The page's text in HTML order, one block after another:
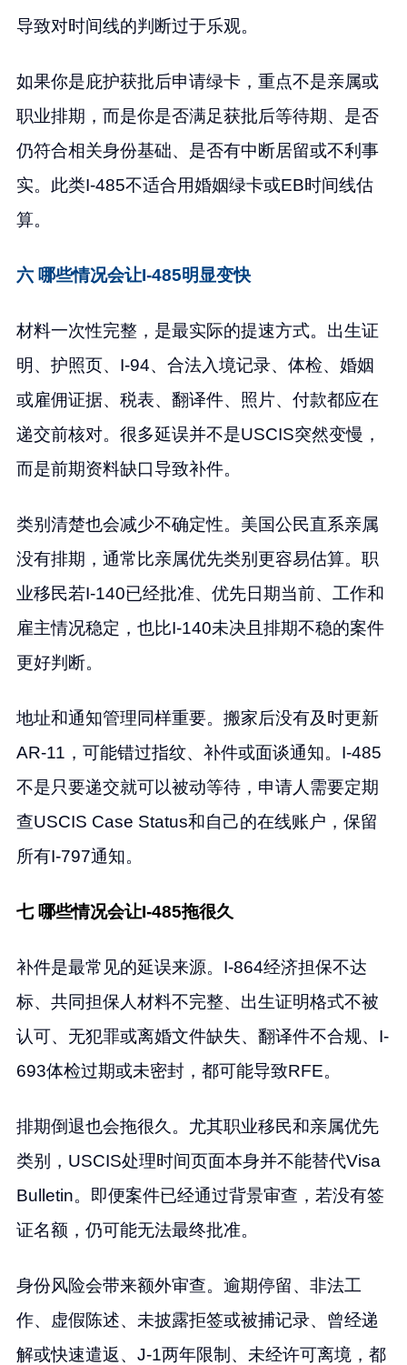
导致对时间线的判断过于乐观。
如果你是庇护获批后申请绿卡，重点不是亲属或
职业排期，而是你是否满足获批后等待期、是否
仍符合相关身份基础、是否有中断居留或不利事
实。此类I-485不适合用婚姻绿卡或EB时间线估
算。
六 哪些情况会让I-485明显变快
材料一次性完整，是最实际的提速方式。出生证
明、护照页、I-94、合法入境记录、体检、婚姻
或雇佣证据、税表、翻译件、照片、付款都应在
递交前核对。很多延误并不是USCIS突然变慢，
而是前期资料缺口导致补件。
类别清楚也会减少不确定性。美国公民直系亲属
没有排期，通常比亲属优先类别更容易估算。职
业移民若I-140已经批准、优先日期当前、工作和
雇主情况稳定，也比I-140未决且排期不稳的案件
更好判断。
地址和通知管理同样重要。搬家后没有及时更新
AR-11，可能错过指纹、补件或面谈通知。I-485
不是只要递交就可以被动等待，申请人需要定期
查USCIS Case Status和自己的在线账户，保留
所有I-797通知。
七 哪些情况会让I-485拖很久
补件是最常见的延误来源。I-864经济担保不达
标、共同担保人材料不完整、出生证明格式不被
认可、无犯罪或离婚文件缺失、翻译件不合规、I-
693体检过期或未密封，都可能导致RFE。
排期倒退也会拖很久。尤其职业移民和亲属优先
类别，USCIS处理时间页面本身并不能替代Visa
Bulletin。即便案件已经通过背景审查，若没有签
证名额，仍可能无法最终批准。
身份风险会带来额外审查。逾期停留、非法工
作、虚假陈述、未披露拒签或被捕记录、曾经递
解或快速遣返、J-1两年限制、未经许可离境，都